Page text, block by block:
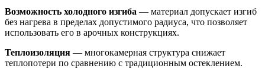
Возможность холодного изгиба — материал допускает изгиб
без нагрева в пределах допустимого радиуса, что позволяет
использовать его в арочных конструкциях.
Теплоизоляция — многокамерная структура снижает
теплопотери по сравнению с традиционным остеклением.